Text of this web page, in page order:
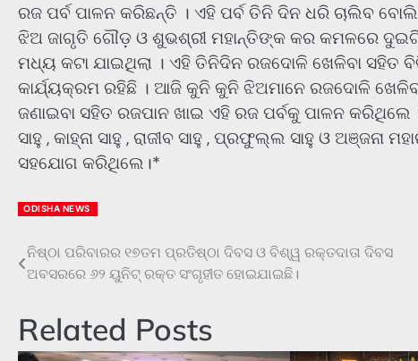
ରଜ ପର୍ବ ପାଳନ କରିଛନ୍ତି । ଏହି ପର୍ବ ତିନି ଦିନ ଧରି ଚାଲିବ
ଝିଅ ଜାଗୃତି ଗୌଡ଼ ଓ ଶୁଭଶ୍ରୀ ମହାନ୍ତିଙ୍କ କର କମଳରେ
ମଧ୍ୟ କଟା ଯାଇଥିଲା । ଏହି ତିନିଦିନ ରଜଦୋଳି ଖେଳିବା ସହିତ
କାର୍ଯ୍ୟକ୍ରମ ରହିଛି । ଆଜି କୁନି କୁନି ଝିଅମାନେ ରଜଦୋଳି
ଜଣାଇବା ସହିତ ରଜପାନ ଖାଇ ଏହି ରଜ ପର୍ବକୁ ପାଳନ କରିଥିଲେ
ସାହୁ , କାହ୍ନା ସାହୁ , ରାଜୀବ ସାହୁ , ପ୍ରଫୁଲ୍ଲ ସାହୁ ଓ ଅଞ୍ଜନା
ସହଯୋଗ କରିଥିଲେ।*
ODISHA NEWS
Post
navigation
ନିଷ୍ଠା ପରିବାରର ୧୭ତମ ପ୍ରତିଷ୍ଠା ଦିବସ ଓ ବିଶ୍ୱ ରକ୍ତଦାତା ଦିବସ
ଅବସରରେ ୬୨ ୟୁନିଟ୍ ରକ୍ତ ସଂଗୃହୀତ ହୋଇଯାଇଛି।
Related Posts